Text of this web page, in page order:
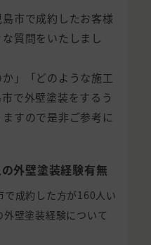
市で成約したお客様
質問をいたしまし
か」「どのような施工
で外壁塗装をするう
すので是非ご参考に
外壁塗装経験有無
で成約した方が160人い
壁塗装経験について